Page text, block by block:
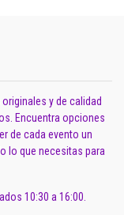
y de calidad
Encuentra opciones
de cada evento un
lo que necesitas para
10:30 a 16:00.